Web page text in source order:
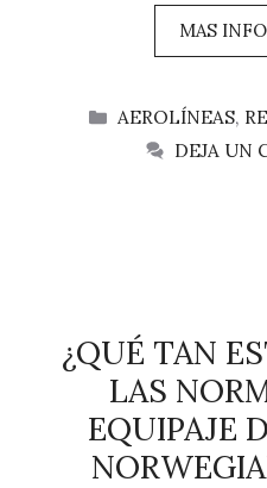
MAS
CATEGORÍAS
AEROLÍNEAS,
DEJA UN
¿QUÉ TAN
LAS
EQUIPAJE